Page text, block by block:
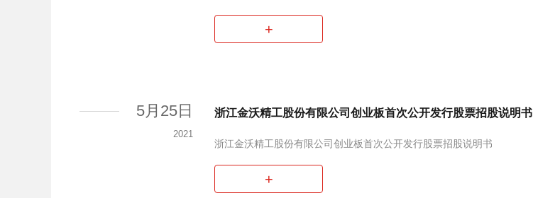
+
5月25日
2021
浙江金沃精工股份有限公司创业板首次公开发行股票招股说明书
浙江金沃精工股份有限公司创业板首次公开发行股票招股说明书
+